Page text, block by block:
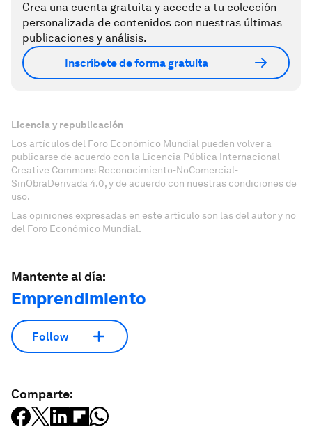
Crea una cuenta gratuita y accede a tu colección
personalizada de contenidos con nuestras últimas
publicaciones y análisis.
Inscríbete de forma gratuita
Licencia y republicación
Los artículos del Foro Económico Mundial pueden volver a
publicarse de acuerdo con la Licencia Pública Internacional
Creative Commons Reconocimiento-NoComercial-
SinObraDerivada 4.0, y de acuerdo con nuestras condiciones de
uso.
Las opiniones expresadas en este artículo son las del autor y no
del Foro Económico Mundial.
Mantente al día:
Emprendimiento
Follow
Comparte: